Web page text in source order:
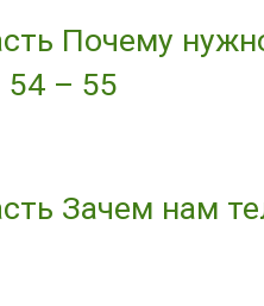
Почему
54 – 55
Зачем нам